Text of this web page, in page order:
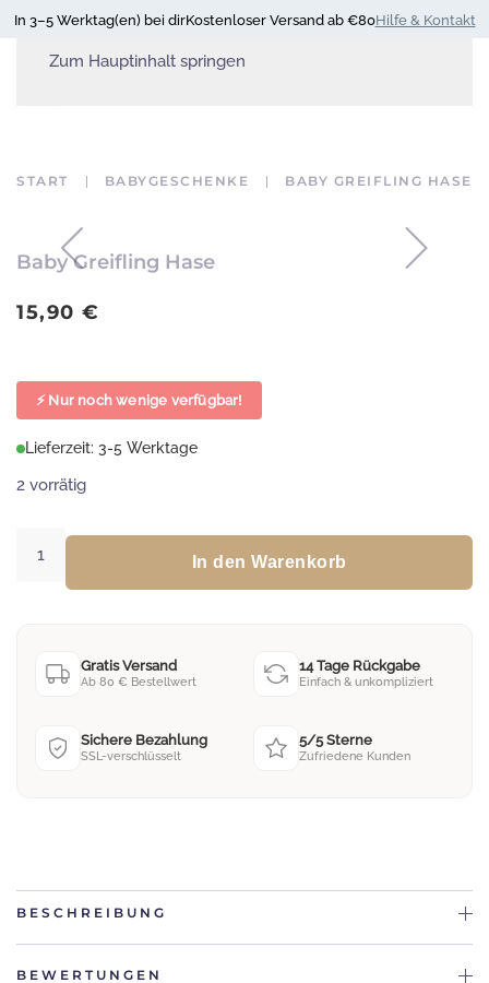
In 3–5 Werktag(en) bei dirKostenloser Versand ab €80Hilfe & Kontakt
Zum Hauptinhalt springen
START BABYGESCHENKE BABY GREIFLING HASE
Baby Greifling Hase
15,90 €
⚡ Nur noch wenige verfügbar!
Lieferzeit: 3-5 Werktage
2 vorrätig
Greifling
In den Warenkorb
Gratis Versand
Ab 80 € Bestellwert
14 Tage Rückgabe
Einfach & unkompliziert
Sichere Bezahlung
SSL-verschlüsselt
5/5 Sterne
Zufriedene Kunden
BESCHREIBUNG
BEWERTUNGEN